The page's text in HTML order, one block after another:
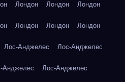
Лондон Лондон Лондон
Лондон Лондон Лондон
Лос-Анджелес Лос-Анджелес
Анджелес Лос-Анджелес